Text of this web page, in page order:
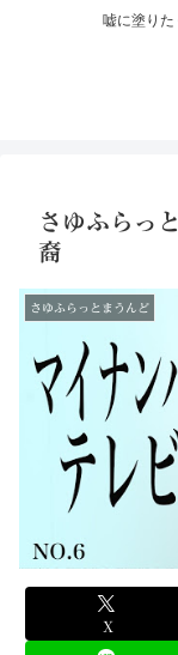
嘘に塗り
さゆふらっ
裔
さゆふらっとまうんど
X